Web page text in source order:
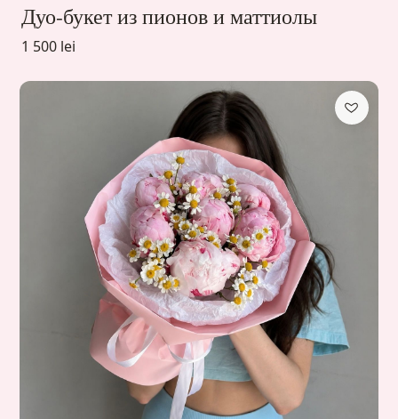
Дуо-букет из пионов и маттиолы
1 500 lei